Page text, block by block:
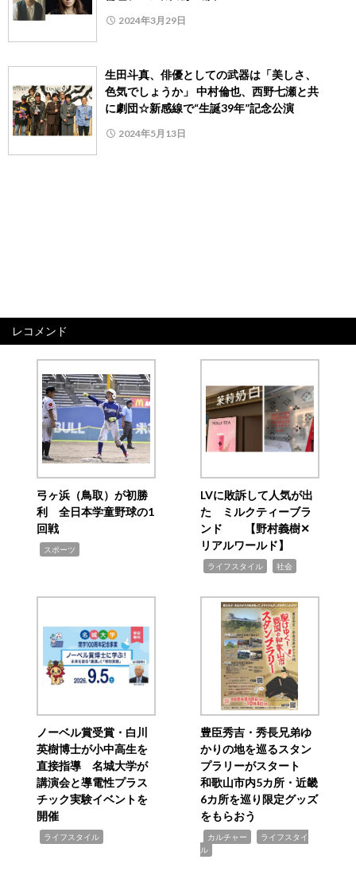
2024年3月29日
生田斗真、俳優としての武器は「美しさ、
色気でしょうか」 中村倫也、西野七瀬と共
に劇団☆新感線で“生誕39年”記念公演
2024年5月13日
レコメンド
弓ヶ浜（鳥取）が初勝
利 全日本学童野球の1
回戦
スポーツ
LVに敗訴して人気が出
た ミルクティーブラ
ンド 【野村義樹✕
リアルワールド】
ライフスタイル 社会
ノーベル賞受賞・白川
英樹博士が小中高生を
直接指導 名城大学が
講演会と導電性プラス
チック実験イベントを
開催
ライフスタイル
豊臣秀吉・秀長兄弟ゆ
かりの地を巡るスタン
プラリーがスタート
和歌山市内5カ所・近畿
6カ所を巡り限定グッズ
をもらおう
カルチャー
ライフスタイ
ル